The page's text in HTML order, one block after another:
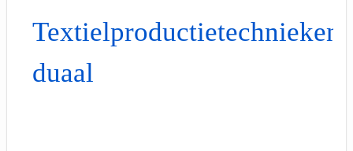
Textielproductietechnieken
duaal